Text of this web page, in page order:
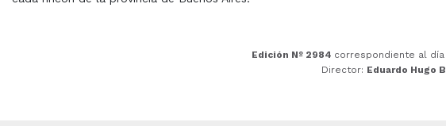
Edición Nº 2984 correspondiente al día
Director: Eduardo Hugo